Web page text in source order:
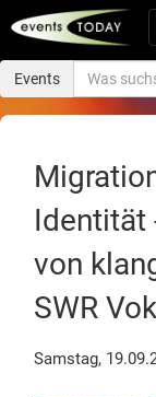
Events
Identität
von
SWR
Samstag,